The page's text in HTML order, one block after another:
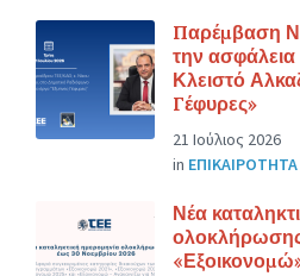
Παρέμβαση
την
Κλειστό
Γέφυρες»
21 Ιούλιος 2026
in ΕΠΙΚΑΙΡΟΤΗΤΑ
Νέα